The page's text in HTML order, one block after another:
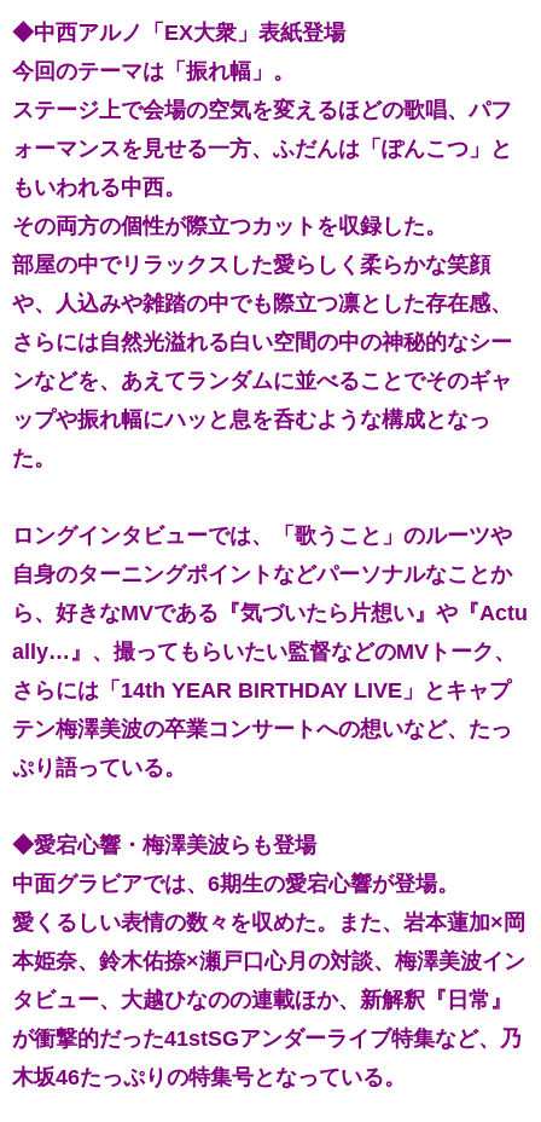
◆中西アルノ「EX大衆」表紙登場
今回のテーマは「振れ幅」。
ステージ上で会場の空気を変えるほどの歌唱、パフ
ォーマンスを見せる一方、ふだんは「ぽんこつ」と
もいわれる中西。
その両方の個性が際立つカットを収録した。
部屋の中でリラックスした愛らしく柔らかな笑顔
や、人込みや雑踏の中でも際立つ凛とした存在感、
さらには自然光溢れる白い空間の中の神秘的なシー
ンなどを、あえてランダムに並べることでそのギャ
ップや振れ幅にハッと息を呑むような構成となっ
た。
ロングインタビューでは、「歌うこと」のルーツや
自身のターニングポイントなどパーソナルなことか
ら、好きなMVである『気づいたら片想い』や『Actu
ally…』、撮ってもらいたい監督などのMVトーク、
さらには「14th YEAR BIRTHDAY LIVE」とキャプ
テン梅澤美波の卒業コンサートへの想いなど、たっ
ぷり語っている。
◆愛宕心響・梅澤美波らも登場
中面グラビアでは、6期生の愛宕心響が登場。
愛くるしい表情の数々を収めた。また、岩本蓮加×岡
本姫奈、鈴木佑捺×瀬戸口心月の対談、梅澤美波イン
タビュー、大越ひなのの連載ほか、新解釈『日常』
が衝撃的だった41stSGアンダーライブ特集など、乃
木坂46たっぷりの特集号となっている。